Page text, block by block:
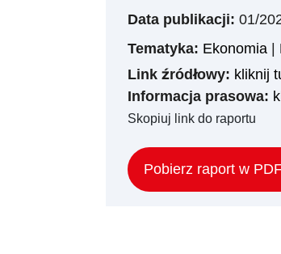
Data publikacji: 01/
Tematyka: Ekonomia|
Link źródłowy: kliknij
Informacja prasowa:
Skopiuj link do raportu
Pobierz raport w